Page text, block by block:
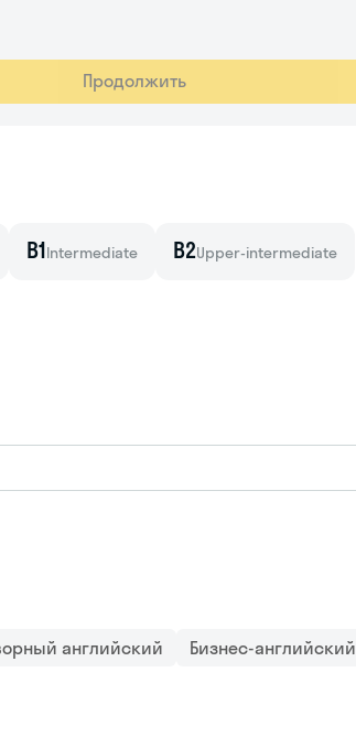
Продолжить
B1Intermediate B2Upper-intermediate
английский Бизнес-английский